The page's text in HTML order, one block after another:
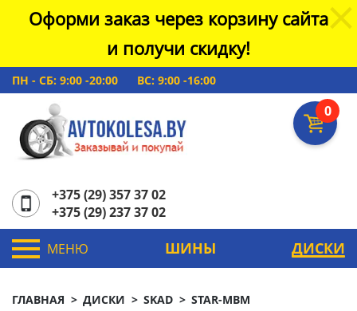
Оформи заказ через корзину сайта
и получи скидку!
ПН - СБ: 9:00 -20:00 ВС: 9:00 -16:00
0
+375 (29) 357 37 02
+375 (29) 237 37 02
МЕНЮ ШИНЫ ДИСКИ
ГЛАВНАЯ ДИСКИ SKAD STAR-MBM